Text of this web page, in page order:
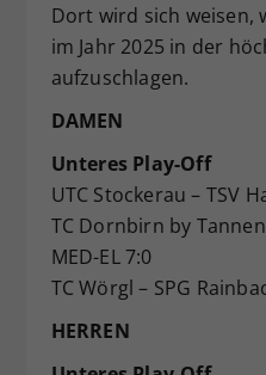
Dort wird sich weisen,
im Jahr 2025 in der
aufzuschlagen.
DAMEN
Unteres Play-Off
UTC Stockerau – TSV
TC Dornbirn by
MED-EL 7:0
TC Wörgl – SPG
HERREN